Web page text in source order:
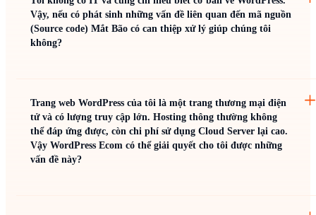
Vậy, nếu có phát sinh những vấn đề liên quan đến mã nguồn
(Source code) Mắt Bão có can thiệp xử lý giúp chúng tôi
không?
Trang web WordPress của tôi là một trang thương mại điện
tử và có lượng truy cập lớn. Hosting thông thường không
thể đáp ứng được, còn chi phí sử dụng Cloud Server lại cao.
Vậy WordPress Ecom có thể giải quyết cho tôi được những
vấn đề này?